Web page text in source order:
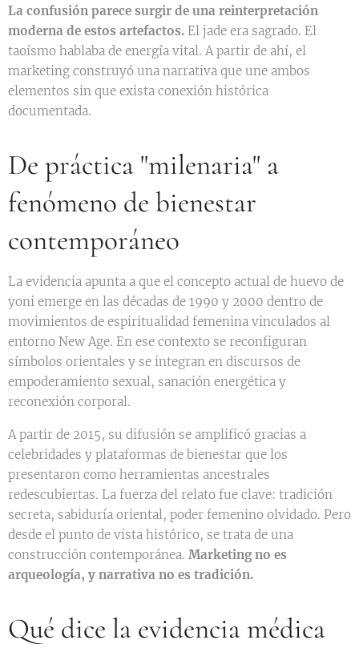
La confusión parece surgir de una reinterpretación
moderna de estos artefactos. El jade era sagrado. El
taoísmo hablaba de energía vital. A partir de ahí, el
marketing construyó una narrativa que une ambos
elementos sin que exista conexión histórica
documentada.
De práctica "milenaria" a
fenómeno de bienestar
contemporáneo
La evidencia apunta a que el concepto actual de huevo de
yoni emerge en las décadas de 1990 y 2000 dentro de
movimientos de espiritualidad femenina vinculados al
entorno New Age. En ese contexto se reconfiguran
símbolos orientales y se integran en discursos de
empoderamiento sexual, sanación energética y
reconexión corporal.
A partir de 2015, su difusión se amplificó gracias a
celebridades y plataformas de bienestar que los
presentaron como herramientas ancestrales
redescubiertas. La fuerza del relato fue clave: tradición
secreta, sabiduría oriental, poder femenino olvidado. Pero
desde el punto de vista histórico, se trata de una
construcción contemporánea. Marketing no es
arqueología, y narrativa no es tradición.
Qué dice la evidencia médica